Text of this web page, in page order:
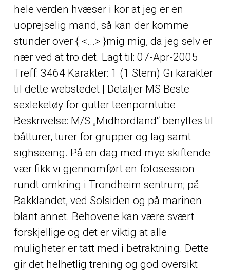
hele verden hvæser i kor at jeg er en
uoprejselig mand, så kan der komme
stunder over { <...> }mig mig, da jeg selv er
nær ved at tro det. Lagt til: 07-Apr-2005
Treff: 3464 Karakter: 1 (1 Stem) Gi karakter
til dette webstedet | Detaljer MS Beste
sexleketøy for gutter teenporntube
Beskrivelse: M/S „Midhordland“ benyttes til
båtturer, turer for grupper og lag samt
sighseeing. På en dag med mye skiftende
vær fikk vi gjennomført en fotosession
rundt omkring i Trondheim sentrum; på
Bakklandet, ved Solsiden og på marinen
blant annet. Behovene kan være svært
forskjellige og det er viktig at alle
muligheter er tatt med i betraktning. Dette
gir det helhetlig trening og god oversikt